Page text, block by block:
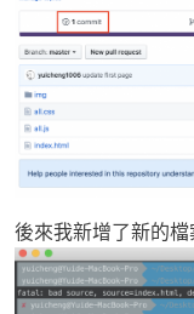
後來我新增了新的